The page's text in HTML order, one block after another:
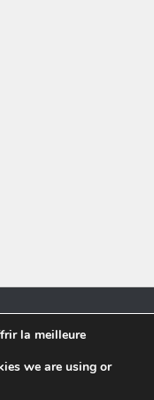
© 2026. Tous
la meilleure
we are using or